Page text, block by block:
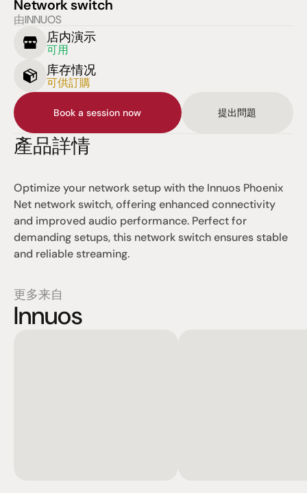
Network switch
由INNUOS
店内演示
可用
库存情况
可供訂購
Book a session now 提出問題
產品詳情
Optimize your network setup with the Innuos Phoenix
Net network switch, offering enhanced connectivity
and improved audio performance. Perfect for
demanding setups, this network switch ensures stable
and reliable streaming.
更多来自
Innuos